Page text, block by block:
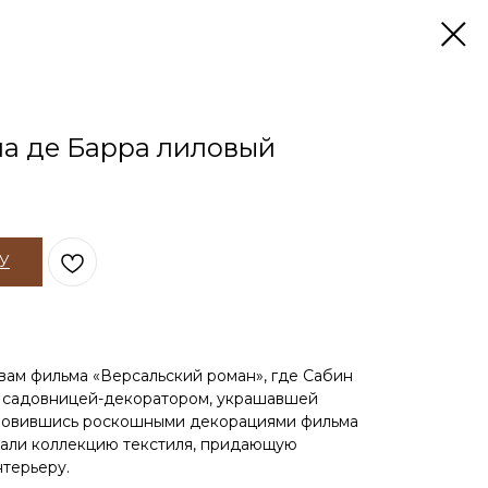
де Барра лиловый
фильма «Версальский роман», где Сабин
декоратором, украшавшей
роскошными декорациями фильма
коллекцию текстиля, придающую